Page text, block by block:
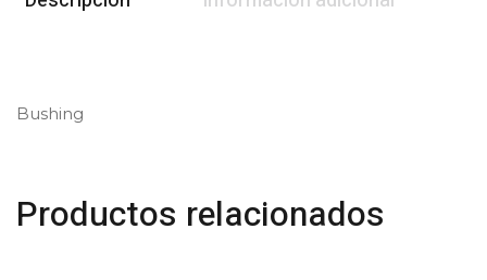
Bushing
Productos relacionados